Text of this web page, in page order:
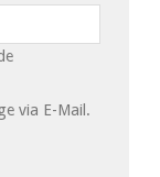
via E-Mail.